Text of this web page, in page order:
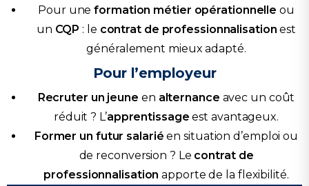
Pour uneformation métier opérationnelle ou
un CQP : le contrat de professionnalisation est
généralement mieux adapté.
Pour l’employeur
Recruter un jeune en alternance avec un coût
réduit ? L’apprentissage est avantageux.
Former un futur salarié en situation d’emploi ou
de reconversion ? Le contrat de
professionnalisation apporte de la flexibilité.